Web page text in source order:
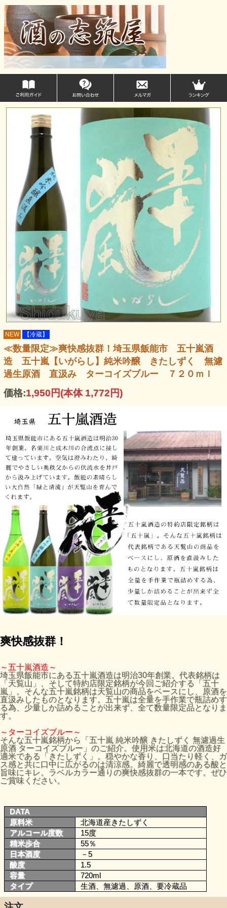
NEW 【冷蔵】
≪数量限定≫爽快感抜群！埼玉県飯能市 五十嵐酒
造 五十嵐【いがらし】純米吟醸 きたしずく 無濾
過生原酒 直汲み ターコイズブルー ７２０ｍｌ
価格:1,950円(本体 1,772円)
爽快感抜群！
～五十嵐酒造～
埼玉県飯能市にある五十嵐酒造は明治30年創業。代表銘柄は
「天覧山」、そして特約店限定銘柄が今回ご紹介する「五十
嵐」。そんな五十嵐銘柄は天覧山の商品をベースにし、原酒を
直汲みしたものとなります。五十嵐は全量を手作業で瓶詰めす
る為、少量しか詰めることが出来ず、全て数量限定品となりま
す。
～ターコイズブルー～
そんな五十嵐銘柄から「五十嵐 純米吟醸 きたしずく 無濾過生
原酒 ターコイズブルー」のご紹介。使用米は北海道の酒造好
適米である「きたしずく」。穏やかな香り、口当たり軽く、ガ
ス感と共に口中に広がるのは清涼感。綺麗で透明感のある酸と
旨味にキレ。ラベルカラー通りの爽快感抜群の一本です。ぜひ
ご賞味ください。
DATA
原料米
北海道産きたしずく
アルコール度数
15度
精米歩合
55％
日本酒度
－5
酸度
1.5
容量
720ml
タイプ
生酒、無濾過、原酒、要冷蔵品